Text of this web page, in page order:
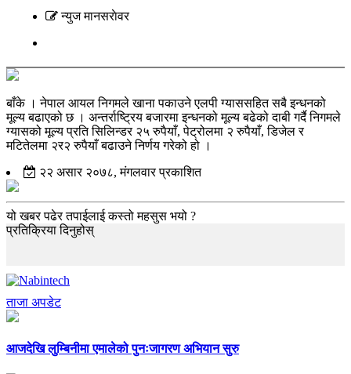
न्युज मानसराेवर
बाँके । नेपाल आयल निगमले खाना पकाउने एलपी ग्याससहित सबै इन्धनको
मूल्य बढाएको छ । अन्तर्राष्ट्रिय बजारमा इन्धनको मूल्य बढेको दाबी गर्दै निगमले
ग्यासको मूल्य प्रति सिलिन्डर २५ रुपैयाँ, पेट्रोलमा २ रुपैयाँ, डिजेल र
मटितेलमा २र२ रुपैयाँ बढाउने निर्णय गरेको हो ।
२२ असार २०७८, मंगलवार प्रकाशित
यो खबर पढेर तपाईलाई कस्तो महसुस भयो ?
प्रतिक्रिया दिनुहोस्
ताजा अपडेट
आजदेखि लुम्बिनीमा एमालेको पुनःजागरण अभियान सुरु